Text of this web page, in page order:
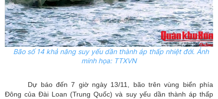
Bão số 14 khả năng suy yếu dần thành áp thấp nhiệt đới. Ảnh
minh họa: TTXVN
Dự báo đến 7 giờ ngày 13/11, bão trên vùng biển phía
Đông của Đài Loan (Trung Quốc) và suy yếu dần thành áp thấp